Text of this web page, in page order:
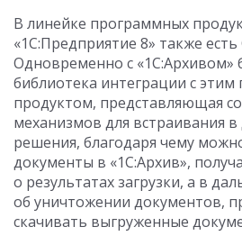
В линейке программных
«1С:Предприятие 8» также
Одновременно с «1С:Архивом»
библиотека интеграции с
продуктом, представляющая
механизмов для встраивания
решения, благодаря чему
документы в «1С:Архив»,
о результатах загрузки, а в
об уничтожении документов,
скачивать выгруженные